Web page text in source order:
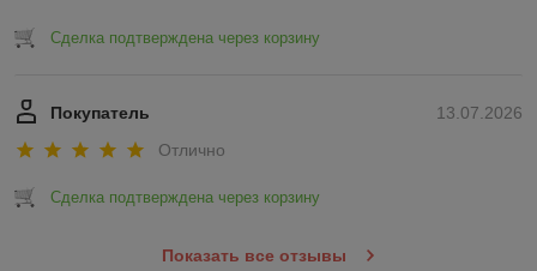
Сделка подтверждена через корзину
13.07.2026
Покупатель
Отлично
Сделка подтверждена через корзину
Показать все отзывы